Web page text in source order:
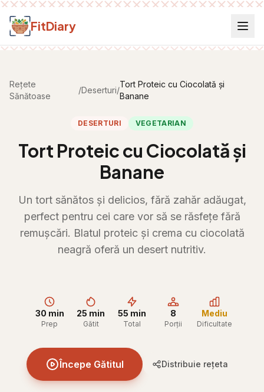
Salt la conținut
FitDiary
Rețete
Sănătoase
/Deserturi/
Tort Proteic cu Ciocolată și
Banane
DESERTURI VEGETARIAN
Tort Proteic cu Ciocolată și
Banane
Un tort sănătos și delicios, fără zahăr adăugat,
perfect pentru cei care vor să se răsfețe fără
remușcări. Blatul proteic și crema cu ciocolată
neagră oferă un desert nutritiv.
30 min
Prep
25 min
Gătit
55 min
Total
8
Porții
Mediu
Dificultate
Începe Gătitul Distribuie rețeta